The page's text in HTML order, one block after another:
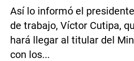
Así lo informó el
de trabajo, Víctor Cutipa,
hará llegar al titular del
con los...